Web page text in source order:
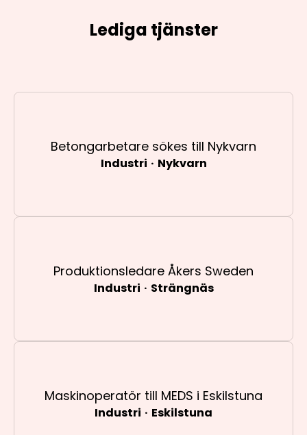
Lediga tjänster
Betongarbetare sökes till Nykvarn
Industri · Nykvarn
Produktionsledare Åkers Sweden
Industri · Strängnäs
Maskinoperatör till MEDS i Eskilstuna
Industri · Eskilstuna